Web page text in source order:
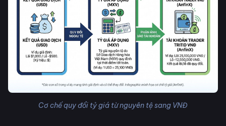
Cơ chế quy đổi tỷ giá từ nguyên tệ sang VNĐ